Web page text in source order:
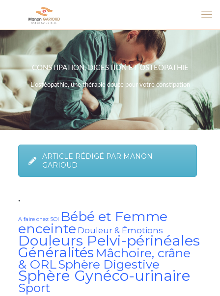
CONSTIPATION, DIGESTION ET OSTEOPATHIE
L’ostéopathie, une thérapie douce pour votre constipation
ARTICLE RÉDIGÉ PAR MANON
GARIOUD
.
A faire chez SOI Bébé et Femme
enceinte Douleur & Émotions
Douleurs Pelvi-périnéales
Généralités Mâchoire, crâne
& ORLSphère Digestive
Sphère Gynéco-urinaire
Sport